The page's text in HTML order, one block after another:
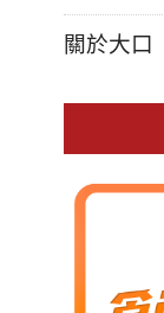
關於大口